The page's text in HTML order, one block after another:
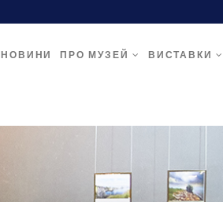
НОВИНИ ПРО МУЗЕЙ ВИСТАВКИ